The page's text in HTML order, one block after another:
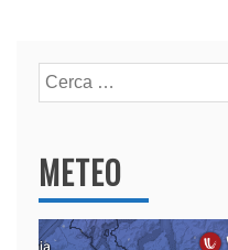
Ricerca
per:
METEO